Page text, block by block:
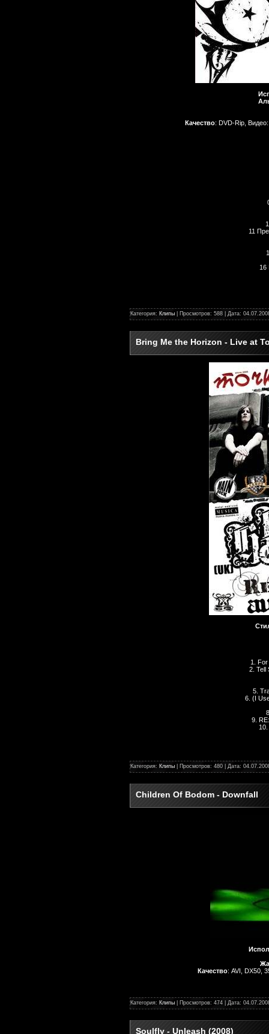
Качество: DVD-Rip,
11
16
Категория: Клипы | Просмотров: 588 | Дата:
Bring Me the Horizon - Live at
1.
2. Tell
5.
6. (I
9.
Категория: Клипы | Просмотров: 480 | Дата:
Children Of Bodom - Downfall
Качество: AVI, DX50,
Категория: Клипы | Просмотров: 474 | Дата:
Soulfly - Unleash (2008)